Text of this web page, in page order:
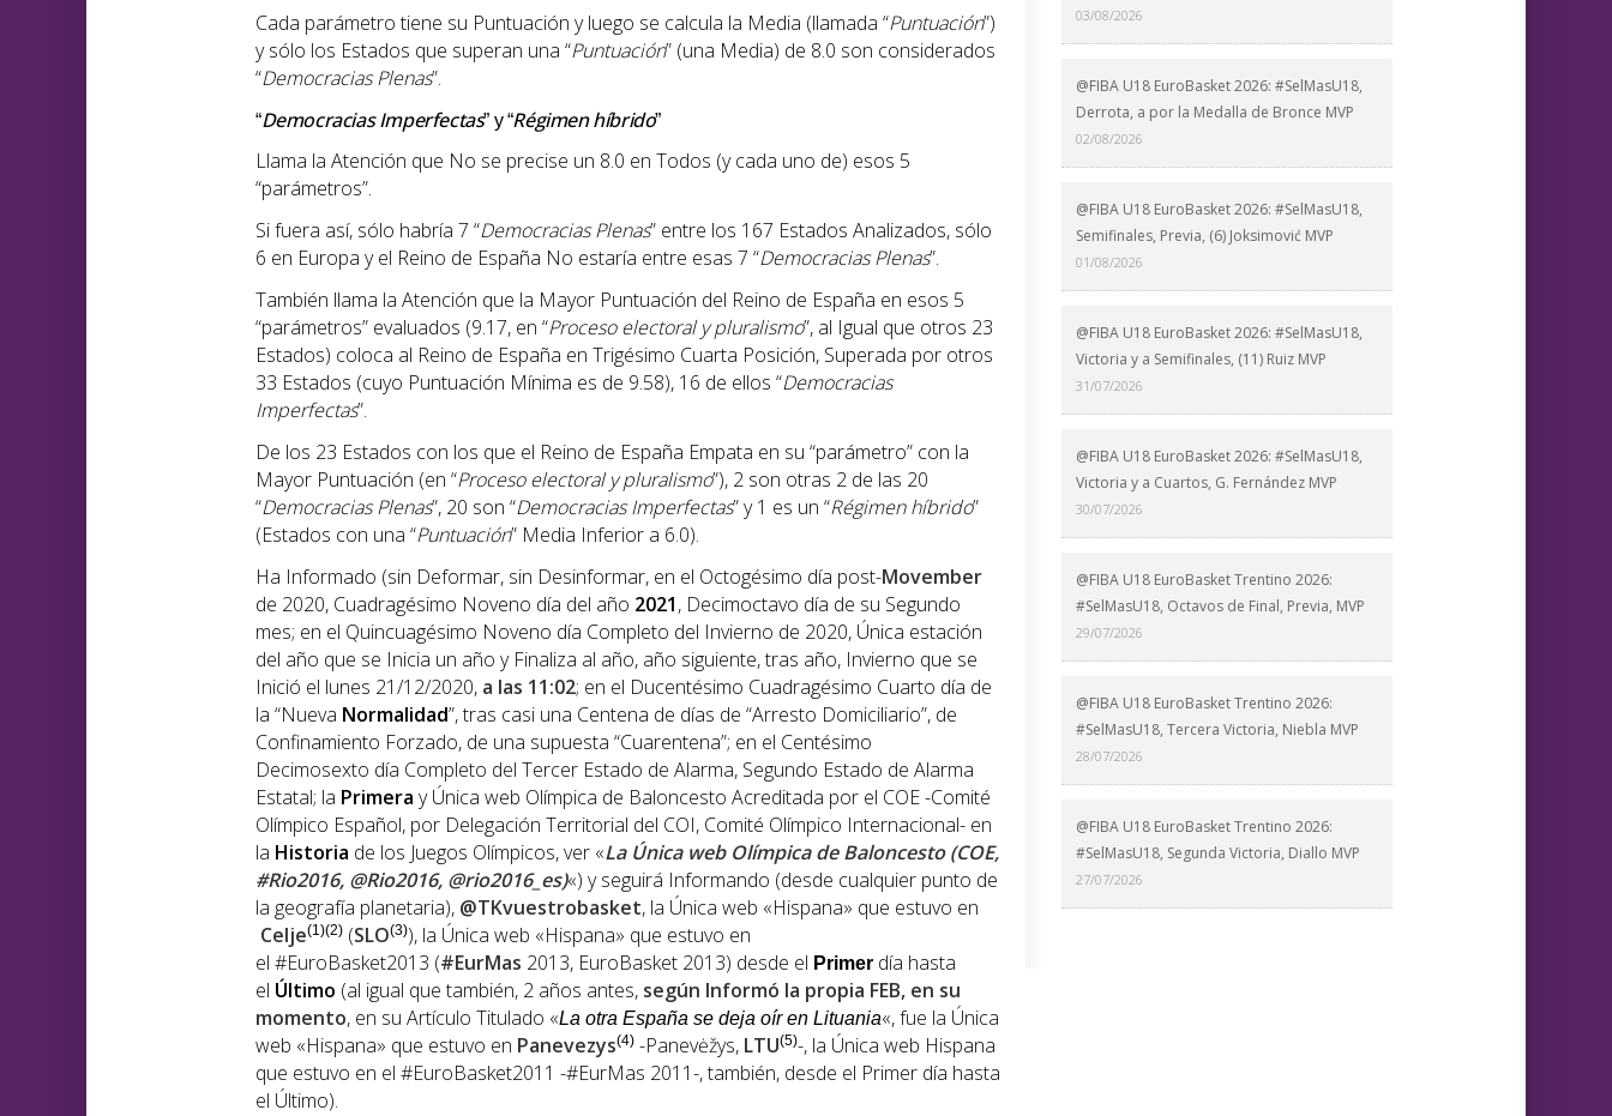
Cada parámetro tiene su Puntuación y luego se calcula la Media (llamada “Puntuación”)
y sólo los Estados que superan una “Puntuación” (una Media) de 8.0 son considerados
“Democracias Plenas”.
“Democracias Imperfectas” y “Régimen híbrido”
Llama la Atención que No se precise un 8.0 en Todos (y cada uno de) esos 5
“parámetros”.
Si fuera así, sólo habría 7 “Democracias Plenas” entre los 167 Estados Analizados, sólo
6 en Europa y el Reino de España No estaría entre esas 7 “Democracias Plenas”.
También llama la Atención que la Mayor Puntuación del Reino de España en esos 5
“parámetros” evaluados (9.17, en “Proceso electoral y pluralismo”, al Igual que otros 23
Estados) coloca al Reino de España en Trigésimo Cuarta Posición, Superada por otros
33 Estados (cuyo Puntuación Mínima es de 9.58), 16 de ellos “Democracias
Imperfectas”.
De los 23 Estados con los que el Reino de España Empata en su “parámetro” con la
Mayor Puntuación (en “Proceso electoral y pluralismo”), 2 son otras 2 de las 20
“Democracias Plenas”, 20 son “Democracias Imperfectas” y 1 es un “Régimen híbrido”
(Estados con una “Puntuación” Media Inferior a 6.0).
Ha Informado (sin Deformar, sin Desinformar, en el Octogésimo día post-Movember
de 2020, Cuadragésimo Noveno día del año 2021, Decimoctavo día de su Segundo
mes; en el Quincuagésimo Noveno día Completo del Invierno de 2020, Única estación
del año que se Inicia un año y Finaliza al año, año siguiente, tras año, Invierno que se
Inició el lunes 21/12/2020, a las 11:02; en el Ducentésimo Cuadragésimo Cuarto día de
la “Nueva Normalidad”, tras casi una Centena de días de “Arresto Domiciliario”, de
Confinamiento Forzado, de una supuesta “Cuarentena”; en el Centésimo
Decimosexto día Completo del Tercer Estado de Alarma, Segundo Estado de Alarma
Estatal; la Primera y Única web Olímpica de Baloncesto Acreditada por el COE -Comité
Olímpico Español, por Delegación Territorial del COI, Comité Olímpico Internacional- en
la Historia de los Juegos Olímpicos, ver «La Única web Olímpica de Baloncesto (COE,
#Rio2016, @Rio2016, @rio2016_es)«) y seguirá Informando (desde cualquier punto de
la geografía planetaria), @TKvuestrobasket, la Única web «Hispana» que estuvo en
Celje(1)(2) (SLO(3)), la Única web «Hispana» que estuvo en
el #EuroBasket2013 (#EurMas 2013, EuroBasket 2013) desde el Primer día hasta
el Último (al igual que también, 2 años antes, según Informó la propia FEB, en su
momento, en su Artículo Titulado «La otra España se deja oír en Lituania«, fue la Única
web «Hispana» que estuvo en Panevezys(4) -Panevėžys, LTU(5)-, la Única web Hispana
que estuvo en el #EuroBasket2011 -#EurMas 2011-, también, desde el Primer día hasta
el Último).
03/08/2026
@FIBA U18 EuroBasket 2026: #SelMasU18,
Derrota, a por la Medalla de Bronce MVP
02/08/2026
@FIBA U18 EuroBasket 2026: #SelMasU18,
Semifinales, Previa, (6) Joksimović MVP
01/08/2026
@FIBA U18 EuroBasket 2026: #SelMasU18,
Victoria y a Semifinales, (11) Ruiz MVP
31/07/2026
@FIBA U18 EuroBasket 2026: #SelMasU18,
Victoria y a Cuartos, G. Fernández MVP
30/07/2026
@FIBA U18 EuroBasket Trentino 2026:
#SelMasU18, Octavos de Final, Previa, MVP
29/07/2026
@FIBA U18 EuroBasket Trentino 2026:
#SelMasU18, Tercera Victoria, Niebla MVP
28/07/2026
@FIBA U18 EuroBasket Trentino 2026:
#SelMasU18, Segunda Victoria, Diallo MVP
27/07/2026